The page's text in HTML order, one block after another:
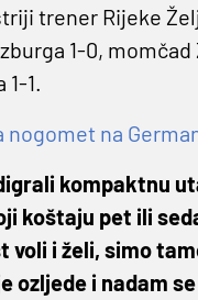
trener Rijeke
1-0,
1.
na
kompaktnu
koštaju pet ili
voli i želi, simo
ozljede i nadam